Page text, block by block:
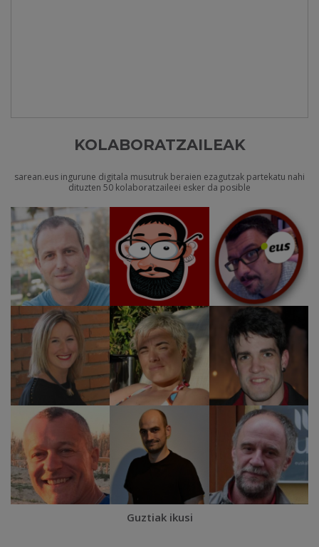
KOLABORATZAILEAK
sarean.eus ingurune digitala musutruk beraien ezagutzak partekatu nahi
dituzten 50 kolaboratzaileei esker da posible
Guztiak ikusi